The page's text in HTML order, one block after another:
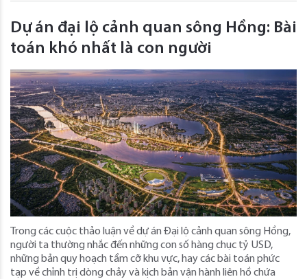
Dự án đại lộ cảnh quan sông Hồng: Bài
toán khó nhất là con người
Trong các cuộc thảo luận về dự án Đại lộ cảnh quan sông Hồng,
người ta thường nhắc đến những con số hàng chục tỷ USD,
những bản quy hoạch tầm cỡ khu vực, hay các bài toán phức
tạp về chỉnh trị dòng chảy và kịch bản vận hành liên hồ chứa